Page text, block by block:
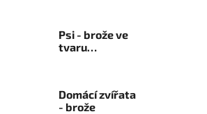
Psi - brože ve
tvaru
Domácí zvířata
- brože